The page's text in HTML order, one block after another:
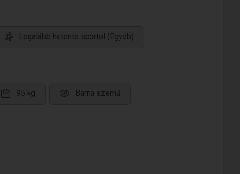
Legalább hetente sportol (Egyéb)
95 kg Barna szemű